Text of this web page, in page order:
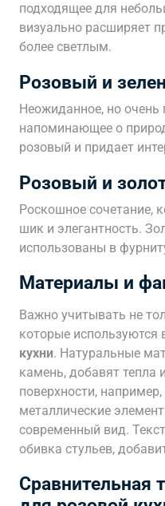
подходящее для
визуально расширяет
более светлым.
Розовый и
Неожиданное, но очень
напоминающее о
розовый и придает
Розовый и
Роскошное сочетание,
шик и элегантность.
использованы в
Материалы и
Важно учитывать не
которые используются
кухни. Натуральные
камень, добавят тепла
поверхности,
металлические
современный вид.
обивка стульев,
Сравнительная